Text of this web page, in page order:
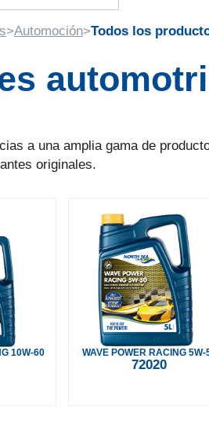
>Automoción>Todos los
a una amplia gama de
originales.
10W-60 WAVE POWER RACING 5W-
72020